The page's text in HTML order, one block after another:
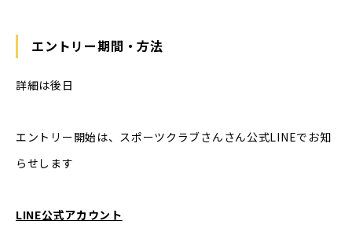
エントリー期間・方法
詳細は後日
エントリー開始は、スポーツクラブさんさん公式LINEでお知
らせします
LINE公式アカウント